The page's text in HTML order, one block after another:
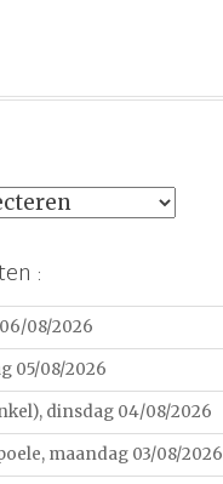
:
08/2026
05/08/2026
dinsdag 04/08/2026
maandag 03/08/2026